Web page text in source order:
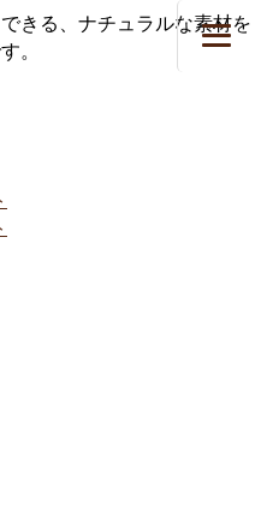
きる、ナチュラルな素材を
。